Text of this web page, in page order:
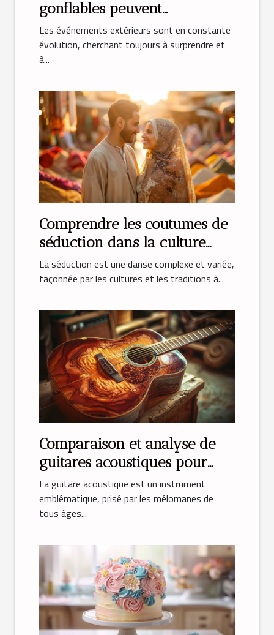
gonflables peuvent
transformer vos événements
Les événements extérieurs sont en constante
évolution, cherchant toujours à surprendre et
à...
Comprendre les coutumes de
séduction dans la culture
musulmane
La séduction est une danse complexe et variée,
façonnée par les cultures et les traditions à...
Comparaison et analyse de
guitares acoustiques pour
débutants
La guitare acoustique est un instrument
emblématique, prisé par les mélomanes de
tous âges...